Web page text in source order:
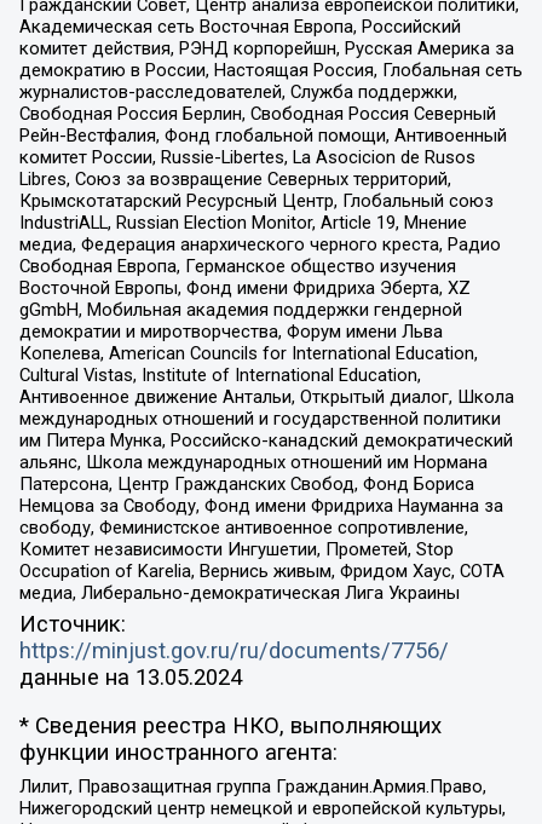
Гражданский Совет, Центр анализа европейской политики,
Академическая сеть Восточная Европа, Российский
комитет действия, РЭНД корпорейшн, Русская Америка за
демократию в России, Настоящая Россия, Глобальная сеть
журналистов-расследователей, Служба поддержки,
Свободная Россия Берлин, Свободная Россия Северный
Рейн-Вестфалия, Фонд глобальной помощи, Антивоенный
комитет России, Russie-Libertes, La Asocicion de Rusos
Libres, Союз за возвращение Северных территорий,
Крымскотатарский Ресурсный Центр, Глобальный союз
IndustriALL, Russian Election Monitor, Article 19, Мнение
медиа, Федерация анархического черного креста, Радио
Свободная Европа, Германское общество изучения
Восточной Европы, Фонд имени Фридриха Эберта, XZ
gGmbH, Мобильная академия поддержки гендерной
демократии и миротворчества, Форум имени Льва
Копелева, American Councils for International Education,
Cultural Vistas, Institute of International Education,
Антивоенное движение Антальи, Открытый диалог, Школа
международных отношений и государственной политики
им Питера Мунка, Российско-канадский демократический
альянс, Школа международных отношений им Нормана
Патерсона, Центр Гражданских Свобод, Фонд Бориса
Немцова за Свободу, Фонд имени Фридриха Науманна за
свободу, Феминистское антивоенное сопротивление,
Комитет независимости Ингушетии, Прометей, Stop
Occupation of Karelia, Вернись живым, Фридом Хаус, СОТА
медиа, Либерально-демократическая Лига Украины
Источник:
https://minjust.gov.ru/ru/documents/7756/
данные на 13.05.2024
* Сведения реестра НКО, выполняющих
функции иностранного агента:
Лилит, Правозащитная группа Гражданин.Армия.Право,
Нижегородский центр немецкой и европейской культуры,